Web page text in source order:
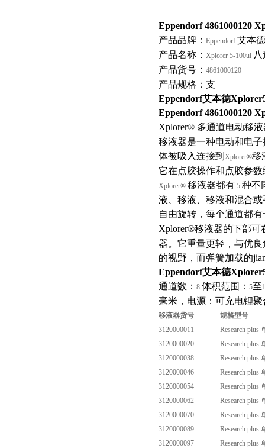
Eppendorf 4861000120
产品品牌： Eppendorf 艾本德
产品名称： Xplorer 5-100ul
产品货号： 4861000120
产品规格：支
Eppendorf艾本德
Eppendorf 4861000120
Xplorer® 多通道电动移
移液器是一种电动和电
体被吸入连接到 Xplorer®移
它在点胶操作和点胶参
Xplorer® 移液器都有 5 种不
液、移液、移液和混合
自由旋转，每个通道都
Xplorer®移液器的下部可
器。它重量更轻，与优
的视野，而弹簧加载的
Eppendorf艾本德
通道数： 8.体积范围： 5至
毫米，电源：可充电锂
移液器货号
规格型号
3120000011
Research plus
3120000020
Research plus
3120000038
Research plus
3120000046
Research plus
3120000054
Research plus
3120000062
Research plus
3120000070
Research plus
3120000089
Research plus
3120000097
Research plus